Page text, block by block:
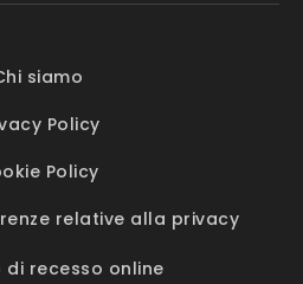
siamo
Policy
Policy
relative alla privacy
recesso online